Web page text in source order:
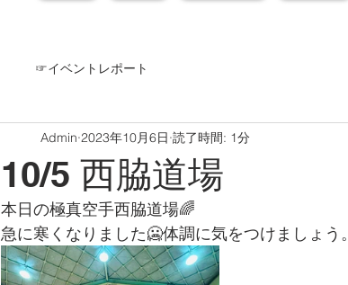
☞イベントレポート
10/5 西脇道場
Admin 2023年10月6日 読了時間: 1分
本日の極真空手西脇道場🌈
急に寒くなりました🥶体調に気をつけましょう。